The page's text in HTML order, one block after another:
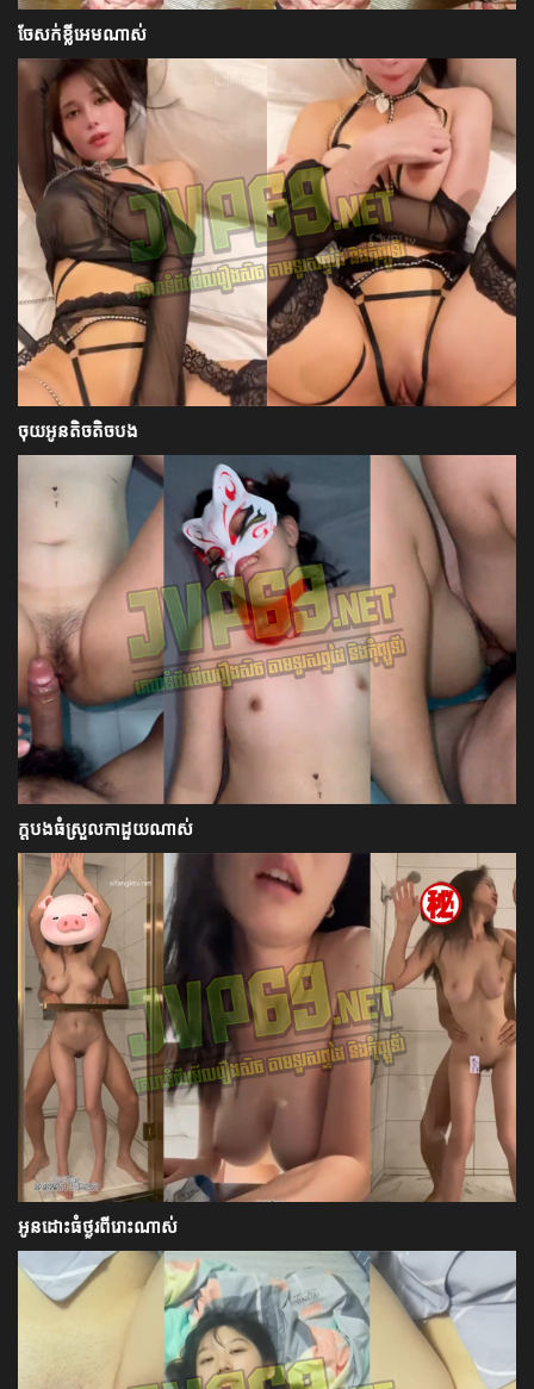
ចែសក់ខ្លីអេមណាស់
ចុយអូនតិចតិចបង
ក្ដបងធំស្រួលកាដួយណាស់
អូនដោះធំថ្ងូរពីរោះណាស់